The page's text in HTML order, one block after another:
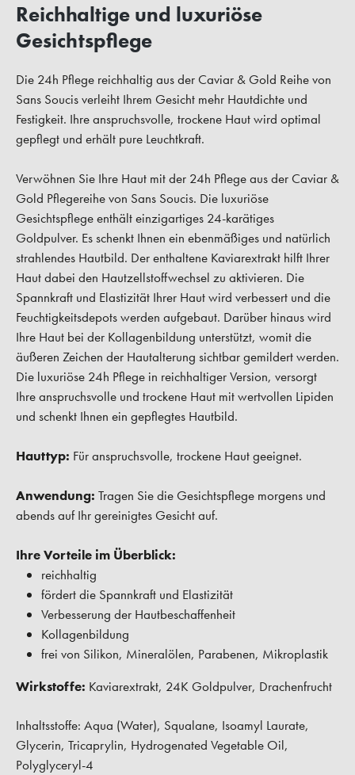
Reichhaltige und luxuriöse
Gesichtspflege
Die 24h Pflege reichhaltig aus der Caviar & Gold Reihe von
Sans Soucis verleiht Ihrem Gesicht mehr Hautdichte und
Festigkeit. Ihre anspruchsvolle, trockene Haut wird optimal
gepflegt und erhält pure Leuchtkraft.
Verwöhnen Sie Ihre Haut mit der 24h Pflege aus der Caviar &
Gold Pflegereihe von Sans Soucis. Die luxuriöse
Gesichtspflege enthält einzigartiges 24-karätiges
Goldpulver. Es schenkt Ihnen ein ebenmäßiges und natürlich
strahlendes Hautbild. Der enthaltene Kaviarextrakt hilft Ihrer
Haut dabei den Hautzellstoffwechsel zu aktivieren. Die
Spannkraft und Elastizität Ihrer Haut wird verbessert und die
Feuchtigkeitsdepots werden aufgebaut. Darüber hinaus wird
Ihre Haut bei der Kollagenbildung unterstützt, womit die
äußeren Zeichen der Hautalterung sichtbar gemildert werden.
Die luxuriöse 24h Pflege in reichhaltiger Version, versorgt
Ihre anspruchsvolle und trockene Haut mit wertvollen Lipiden
und schenkt Ihnen ein gepflegtes Hautbild.
Hauttyp: Für anspruchsvolle, trockene Haut geeignet.
Anwendung: Tragen Sie die Gesichtspflege morgens und
abends auf Ihr gereinigtes Gesicht auf.
Ihre Vorteile im Überblick:
reichhaltig
fördert die Spannkraft und Elastizität
Verbesserung der Hautbeschaffenheit
Kollagenbildung
frei von Silikon, Mineralölen, Parabenen, Mikroplastik
Wirkstoffe: Kaviarextrakt, 24K Goldpulver, Drachenfrucht
Inhaltsstoffe: Aqua (Water), Squalane, Isoamyl Laurate,
Glycerin, Tricaprylin, Hydrogenated Vegetable Oil,
Polyglyceryl-4